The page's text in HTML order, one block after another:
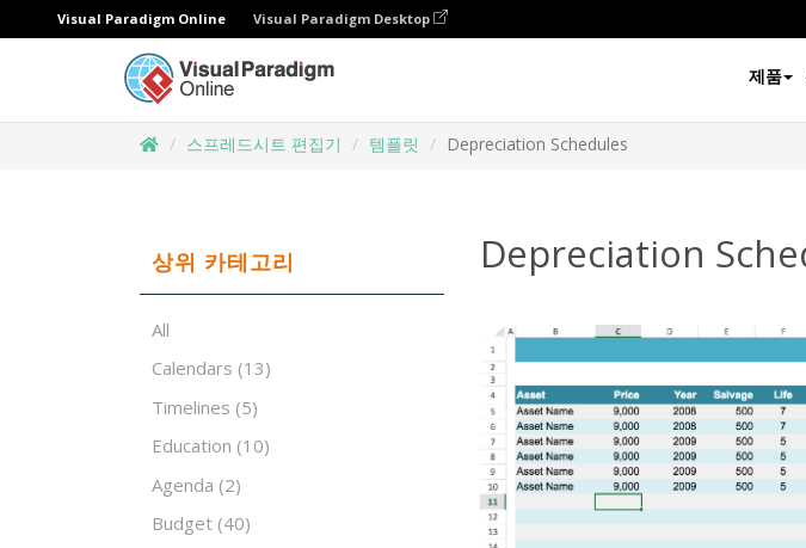
Visual Paradigm Online Visual Paradigm Desktop
제품
스프레드시트 편집기 템플릿 Depreciation Schedules
상위 카테고리
All
Calendars (13)
Timelines (5)
Education (10)
Agenda (2)
Budget (40)
Depreciation